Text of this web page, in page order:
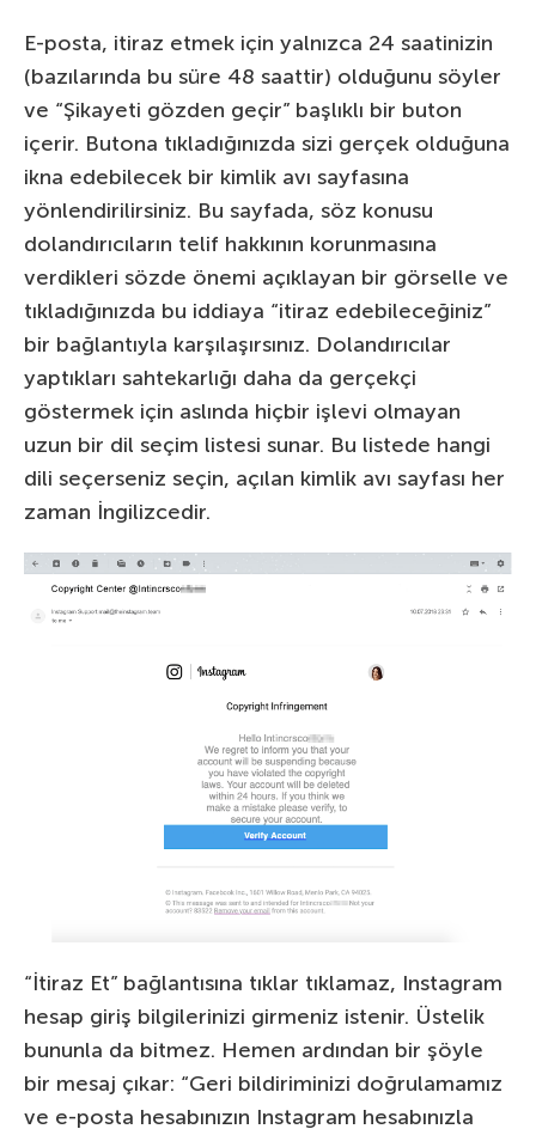
E-posta, itiraz etmek için yalnızca 24 saatinizin
(bazılarında bu süre 48 saattir) olduğunu söyler
ve “Şikayeti gözden geçir” başlıklı bir buton
içerir. Butona tıkladığınızda sizi gerçek olduğuna
ikna edebilecek bir kimlik avı sayfasına
yönlendirilirsiniz. Bu sayfada, söz konusu
dolandırıcıların telif hakkının korunmasına
verdikleri sözde önemi açıklayan bir görselle ve
tıkladığınızda bu iddiaya “itiraz edebileceğiniz”
bir bağlantıyla karşılaşırsınız. Dolandırıcılar
yaptıkları sahtekarlığı daha da gerçekçi
göstermek için aslında hiçbir işlevi olmayan
uzun bir dil seçim listesi sunar. Bu listede hangi
dili seçerseniz seçin, açılan kimlik avı sayfası her
zaman İngilizcedir.
“İtiraz Et” bağlantısına tıklar tıklamaz, Instagram
hesap giriş bilgilerinizi girmeniz istenir. Üstelik
bununla da bitmez. Hemen ardından bir şöyle
bir mesaj çıkar: “Geri bildiriminizi doğrulamamız
ve e-posta hesabınızın Instagram hesabınızla